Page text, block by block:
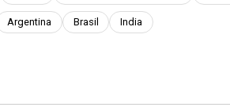
Argentina Brasil India